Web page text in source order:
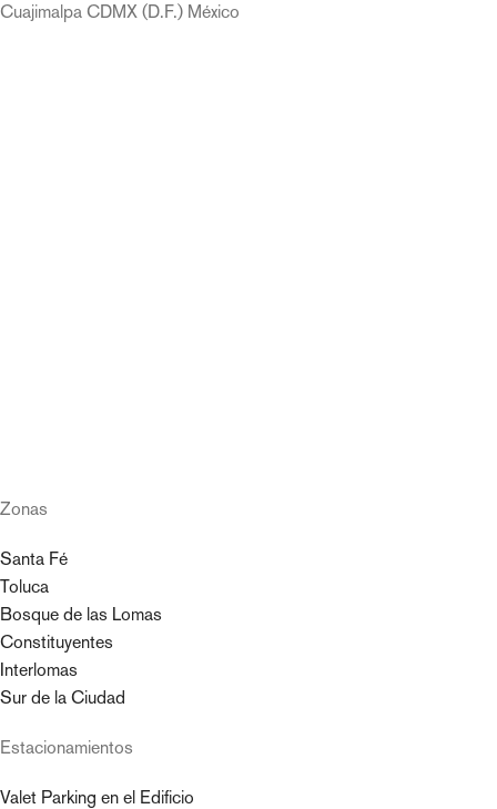
Cuajimalpa CDMX (D.F.) México
Zonas
Santa Fé
Toluca
Bosque de las Lomas
Constituyentes
Interlomas
Sur de la Ciudad
Estacionamientos
Valet Parking en el Edificio